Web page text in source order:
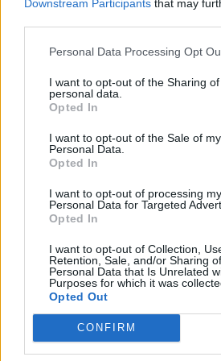
Downstream Participants that may
Personal Data Processing Opt
I want to opt-out of the Sharing
personal data.
Opted In
I want to opt-out of the Sale of my
Personal Data.
Opted In
I want to opt-out of processing my
Personal Data for Targeted
Opted In
I want to opt-out of Collection,
Retention, Sale, and/or Sharing
Personal Data that Is Unrelated
Purposes for which it was
Opted Out
CONFIRM
0 - 5
GIORNATA 12
Andata:
23/11/2025 15:00
Arzachena
DETTAGLI
Atletico Bono
Bonorva 2 - 1
Campanedda 4 - 0
DETTAGLI
Castelsardo 1 - 2
Ghilarza
DETTAGLI